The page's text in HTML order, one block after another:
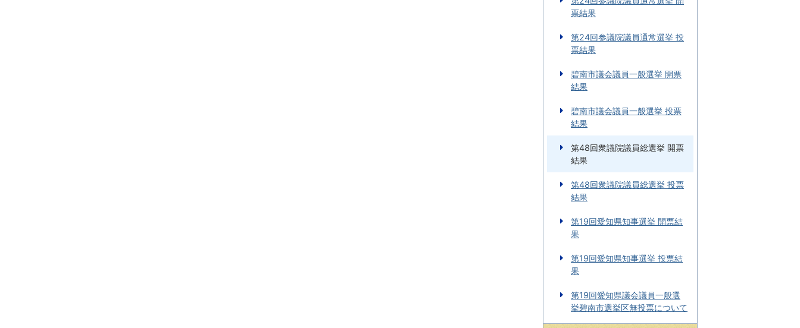
票結果
第24回参議院議員通常選挙 投
票結果
碧南市議会議員一般選挙 開票
結果
碧南市議会議員一般選挙 投票
結果
第48回衆議院議員総選挙 開票
結果
第48回衆議院議員総選挙 投票
結果
第19回愛知県知事選挙 開票結
果
第19回愛知県知事選挙 投票結
果
第19回愛知県議会議員一般選
挙碧南市選挙区無投票について